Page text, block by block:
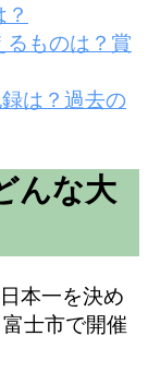
るものは？賞
は？過去の
んな大
本一を決め
士市で開催